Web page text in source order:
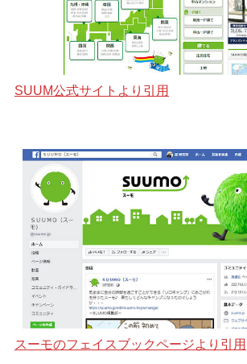
SUUM公式サイトより引用
スーモのフェイスブックページより引用